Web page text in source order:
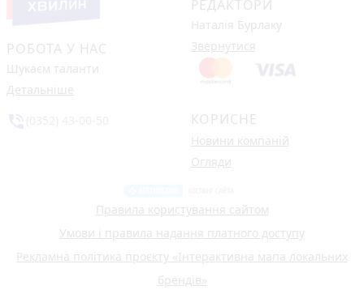
РОБОТА У НАС
Шукаєм таланти
Детальніше
РЕДАКТОРИ
Наталія Бурлаку
Звернутися
КОРИСНЕ
Новини компаній
Огляди
Правила користування сайтом
Умови і правила надання платного доступу
Рекламна політика проєкту «Інтерактивна мапа локальних
брендів»